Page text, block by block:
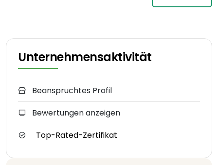
Unternehmensaktivität
Beanspruchtes Profil
Bewertungen anzeigen
Top-Rated-Zertifikat